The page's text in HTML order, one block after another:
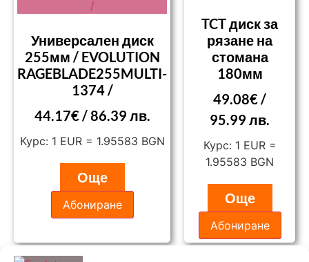
Универсален диск
255мм / EVOLUTION
RAGEBLADE255MULTI-
1374 /
44.17€/ 86.39 лв.
Курс: 1 EUR = 1.95583 BGN
Още
Абониране
TCT диск за
рязане на
стомана
180мм
49.08€ /
95.99 лв.
Курс: 1 EUR =
1.95583 BGN
Още
Абониране